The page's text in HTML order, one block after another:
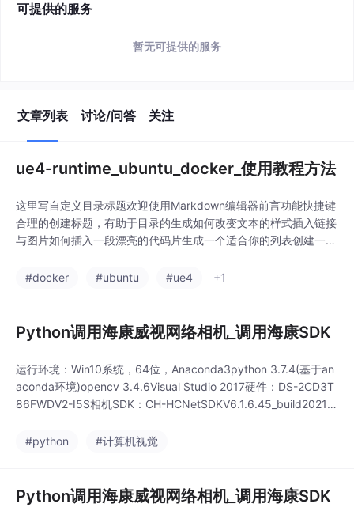
可提供的服务
暂无可提供的服务
文章列表 讨论/问答 关注
ue4-runtime_ubuntu_docker_使用教程方法
这里写自定义目录标题欢迎使用Markdown编辑器前言功能快捷键
合理的创建标题，有助于目录的生成如何改变文本的样式插入链接
与图片如何插入一段漂亮的代码片生成一个适合你的列表创建一个
如何创建一个注脚注释也是必不可少的KaTeX数学公式新的甘特图
#docker #ubuntu #ue4 +1
Python调用海康威视网络相机_调用海康SDK
运行环境：Win10系统，64位，Anaconda3python 3.7.4(基于an
aconda环境)opencv 3.4.6Visual Studio 2017硬件：DS-2CD3T
86FWDV2-I5S相机SDK：CH-HCNetSDKV6.1.6.45_build20210
一个SDK包，工业相机的SDK包去海康机器人下载，网
#python #计算机视觉
Python调用海康威视网络相机_调用海康SDK